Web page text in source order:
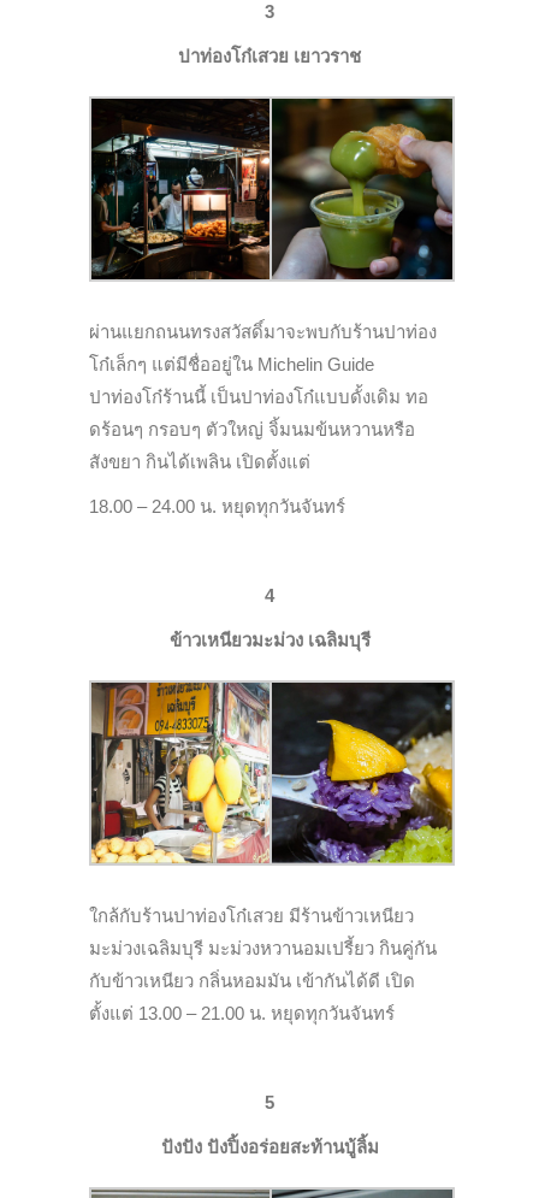
3
ปาท่องโก๋เสวย เยาวราช
ผ่านแยกถนนทรงสวัสดิ์มาจะพบกับร้านปาท่อง
โก๋เล็กๆ แต่มีชื่ออยู่ใน Michelin Guide
ปาท่องโก๋ร้านนี้ เป็นปาท่องโก๋แบบดั้งเดิม ทอ
ดร้อนๆ กรอบๆ ตัวใหญ่ จิ้มนมข้นหวานหรือ
สังขยา กินได้เพลิน เปิดตั้งแต่
18.00 – 24.00 น. หยุดทุกวันจันทร์
4
ข้าวเหนียวมะม่วง เฉลิมบุรี
ใกล้กับร้านปาท่องโก๋เสวย มีร้านข้าวเหนียว
มะม่วงเฉลิมบุรี มะม่วงหวานอมเปรี้ยว กินคู่กัน
กับข้าวเหนียว กลิ่นหอมมัน เข้ากันได้ดี เปิด
ตั้งแต่ 13.00 – 21.00 น. หยุดทุกวันจันทร์
5
ปังปัง ปังปิ้งอร่อยสะท้านบู้ลิ้ม